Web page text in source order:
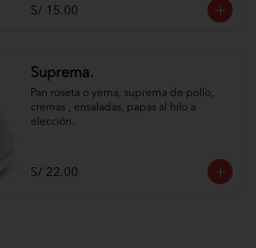
S/ 15.00
Suprema.
Pan roseta o yema, suprema de pollo,
cremas , ensaladas, papas al hilo a
elección.
S/ 22.00